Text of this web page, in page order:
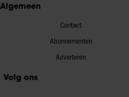
Algemeen
Contact
Abonnementen
Adverteren
Volg ons